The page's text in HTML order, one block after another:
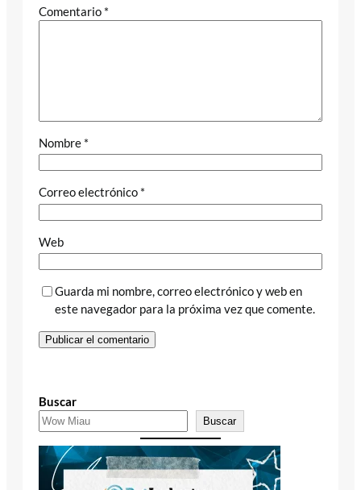
Comentario *
Nombre *
Correo electrónico *
Web
Guarda mi nombre, correo electrónico y web en
este navegador para la próxima vez que comente.
Buscar
Buscar